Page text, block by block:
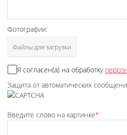
Фотографии:
Файлы для загрузки
Я согласен(а) на обработку
Защита от автоматических
Введите слово на картинке*